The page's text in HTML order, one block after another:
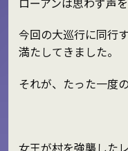
今回の大巡行に同行
満たしてきました。
それが、たった一度
女王が村を強襲した